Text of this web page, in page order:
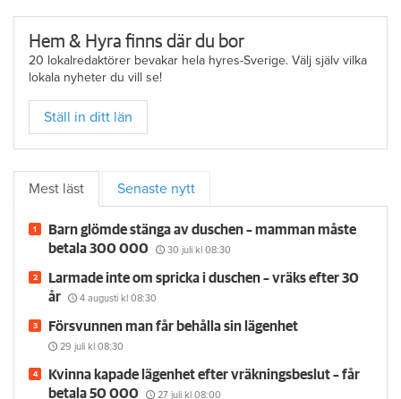
Hem & Hyra finns där du bor
20 lokalredaktörer bevakar hela hyres-Sverige. Välj själv vilka
lokala nyheter du vill se!
Ställ in ditt län
Mest läst Senaste nytt
Barn glömde stänga av duschen – mamman måste
betala 300 000
30 juli kl 08:30
Larmade inte om spricka i duschen – vräks efter 30
år
4 augusti kl 08:30
Försvunnen man får behålla sin lägenhet
29 juli kl 08:30
Kvinna kapade lägenhet efter vräkningsbeslut – får
betala 50 000
27 juli kl 08:00